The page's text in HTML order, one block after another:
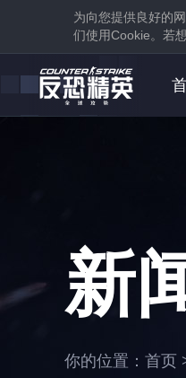
为向您提供良好的
们使用Cookie。若
在游戏库
新
你的位置： 首页